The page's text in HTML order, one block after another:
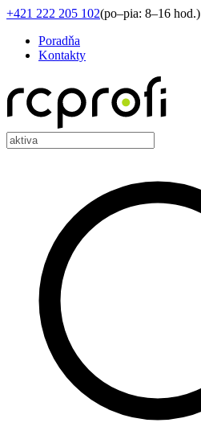
+421 222 205 102(po–pia: 8–16 hod.)
Poradňa
Kontakty